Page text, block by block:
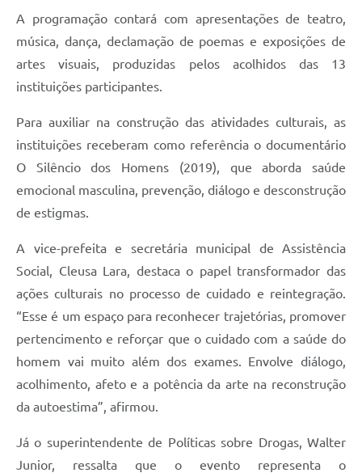
A programação contará com apresentações de teatro,
música, dança, declamação de poemas e exposições de
artes visuais, produzidas pelos acolhidos das 13
instituições participantes.
Para auxiliar na construção das atividades culturais, as
instituições receberam como referência o documentário
O Silêncio dos Homens (2019), que aborda saúde
emocional masculina, prevenção, diálogo e desconstrução
de estigmas.
A vice-prefeita e secretária municipal de Assistência
Social, Cleusa Lara, destaca o papel transformador das
ações culturais no processo de cuidado e reintegração.
“Esse é um espaço para reconhecer trajetórias, promover
pertencimento e reforçar que o cuidado com a saúde do
homem vai muito além dos exames. Envolve diálogo,
acolhimento, afeto e a potência da arte na reconstrução
da autoestima”, afirmou.
Já o superintendente de Políticas sobre Drogas, Walter
Junior, ressalta que o evento representa o